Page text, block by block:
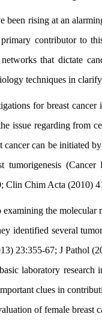
been rising at an
contributor to
that dictate
techniques in
for breast
issue regarding from
cancer can be initiated
tumorigenesis
Clin Chim Acta (2010)
the
identified several
23:355-67; J Pathol
laboratory
clues in
of female breast